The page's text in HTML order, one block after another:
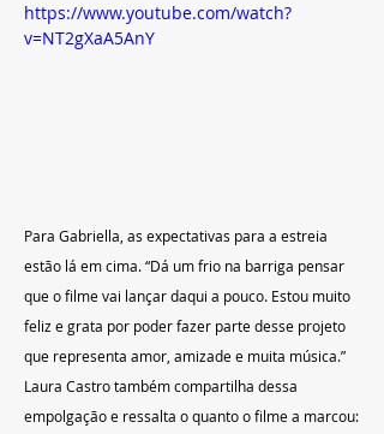
https://www.youtube.com/watch?
v=NT2gXaA5AnY
Para Gabriella, as expectativas para a estreia
estão lá em cima. “Dá um frio na barriga pensar
que o filme vai lançar daqui a pouco. Estou muito
feliz e grata por poder fazer parte desse projeto
que representa amor, amizade e muita música.”
Laura Castro também compartilha dessa
empolgação e ressalta o quanto o filme a marcou: